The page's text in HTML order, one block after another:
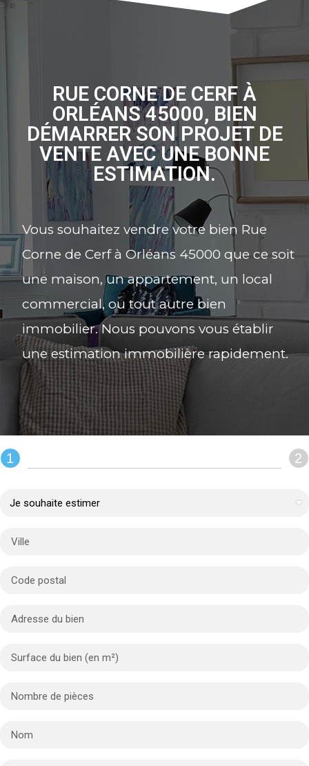
RUE CORNE DE CERF À
ORLÉANS 45000, BIEN
DÉMARRER SON PROJET DE
VENTE AVEC UNE BONNE
ESTIMATION.
Vous souhaitez vendre votre bien Rue
Corne de Cerf à Orléans 45000 que ce soit
une maison, un appartement, un local
commercial, ou tout autre bien
immobilier. Nous pouvons vous établir
une estimation immobilière rapidement.
REMPLIR LE FORMULAIRE :
1 2